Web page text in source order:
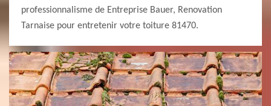
professionnalisme de Entreprise Bauer, Renovation
Tarnaise pour entretenir votre toiture 81470.